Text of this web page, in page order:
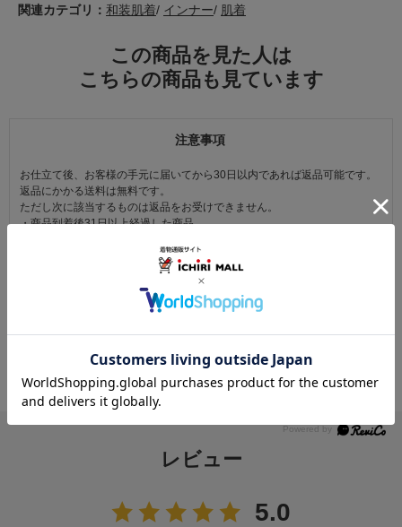
関連カテゴリ： 和装肌着/ インナー/ 肌着
この商品を見た人は
こちらの商品も見ています
注意事項
お仕立て後、お客様の手元に届いてから30日以内であれば返品可能です。
返品にかかる送料は無料です。
ただし次に該当するものは返品をお受けできません。
・商品到着後31日以上経過した商品
・お客様の元で、傷または破損が生じた商品
・1点あたり20万円以上の商品でお客様の寸法にお仕立て済みの場合
・時間帯指定は配送業者のサービスであり、確実なお届けをお約束できる
ものではございません。あらかじめご了承ください。
より、指定時間帯にお届けができない場合がございます。
（※上記理由によりご指定の時間帯にお届けができない場合、配送業者か
らお客様へのご連絡はおこなっておりません。）
レビュー
5.0